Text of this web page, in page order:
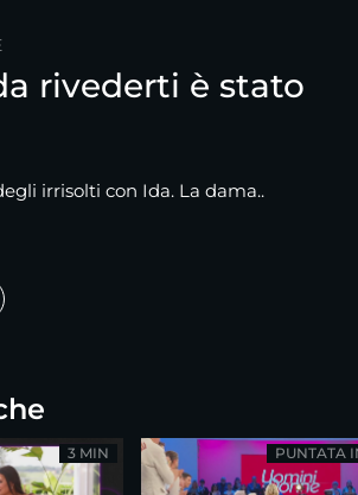
rivederti è stato
irrisolti con Ida. La dama..
3 MIN PUNTATA